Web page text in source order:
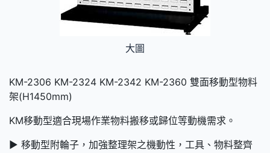
大圖
KM-2306 KM-2324 KM-2342 KM-2360 雙面移動型物料
架(H1450mm)
KM移動型適合現場作業物料搬移或歸位等動機需求。
► 移動型附輪子，加強整理架之機動性，工具、物料整齊